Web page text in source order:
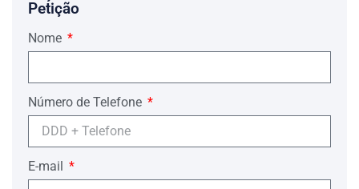
que nunca teve outro emprego na vida a
documentos acostados. Além de possuir
idade suficiente, a Requerente sempre
colheita de milho, algodão e laranja,
recolhendo os impostos necessários,
tendo direito adquirido de se aposentar,
pois já possui mais de 56 anos de idade
e desde os 12 anos de idade trabalha na
Familiar, onde nunca teve outro emprego
em sua vida, a não ser como lavradora,
Petição
Nome
Número de Telefone
E-mail